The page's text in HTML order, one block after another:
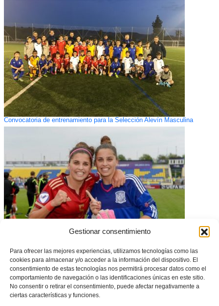
Gestionar consentimiento
Para ofrecer las mejores experiencias, utilizamos tecnologías como las
cookies para almacenar y/o acceder a la información del dispositivo. El
consentimiento de estas tecnologías nos permitirá procesar datos como el
comportamiento de navegación o las identificaciones únicas en este sitio.
No consentir o retirar el consentimiento, puede afectar negativamente a
ciertas características y funciones.
Convocatoria de entrenamiento para la Selección Alevín Masculina
Las levantinistas Ramos, Campeonas de Europa Sub-19